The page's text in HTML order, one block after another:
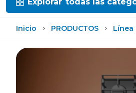
Inicio PRODUCTOS Línea